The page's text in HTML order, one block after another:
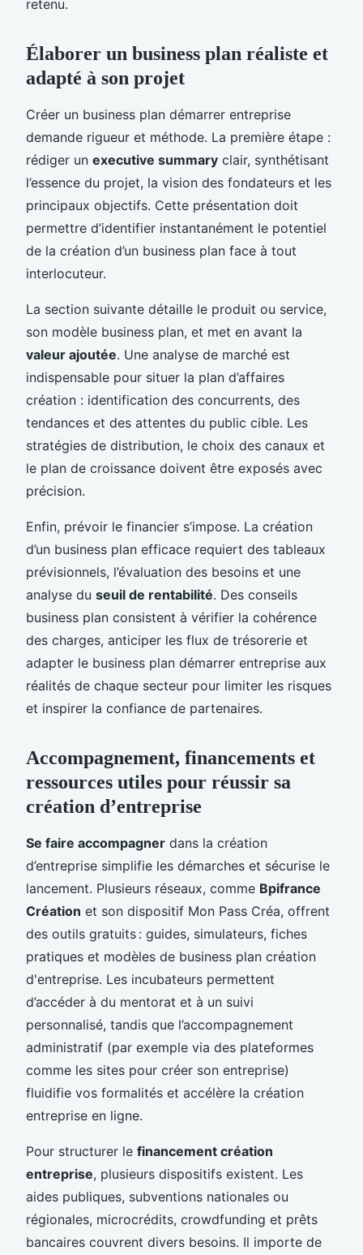
retenu.
Élaborer un business plan réaliste et
adapté à son projet
Créer un business plan démarrer entreprise
demande rigueur et méthode. La première étape :
rédiger un executive summary clair, synthétisant
l’essence du projet, la vision des fondateurs et les
principaux objectifs. Cette présentation doit
permettre d’identifier instantanément le potentiel
de la création d’un business plan face à tout
interlocuteur.
La section suivante détaille le produit ou service,
son modèle business plan, et met en avant la
valeur ajoutée. Une analyse de marché est
indispensable pour situer la plan d’affaires
création : identification des concurrents, des
tendances et des attentes du public cible. Les
stratégies de distribution, le choix des canaux et
le plan de croissance doivent être exposés avec
précision.
Enfin, prévoir le financier s’impose. La création
d’un business plan efficace requiert des tableaux
prévisionnels, l’évaluation des besoins et une
analyse du seuil de rentabilité. Des conseils
business plan consistent à vérifier la cohérence
des charges, anticiper les flux de trésorerie et
adapter le business plan démarrer entreprise aux
réalités de chaque secteur pour limiter les risques
et inspirer la confiance de partenaires.
Accompagnement, financements et
ressources utiles pour réussir sa
création d’entreprise
Se faire accompagner dans la création
d’entreprise simplifie les démarches et sécurise le
lancement. Plusieurs réseaux, comme Bpifrance
Création et son dispositif Mon Pass Créa, offrent
des outils gratuits : guides, simulateurs, fiches
pratiques et modèles de business plan création
d'entreprise. Les incubateurs permettent
d’accéder à du mentorat et à un suivi
personnalisé, tandis que l’accompagnement
administratif (par exemple via des plateformes
comme les sites pour créer son entreprise)
fluidifie vos formalités et accélère la création
entreprise en ligne.
Pour structurer le financement création
entreprise, plusieurs dispositifs existent. Les
aides publiques, subventions nationales ou
régionales, microcrédits, crowdfunding et prêts
bancaires couvrent divers besoins. Il importe de